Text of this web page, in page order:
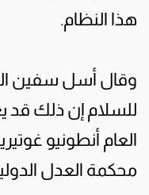
هذا النظام.
وقال أسل سفين
للسلام إن ذلك قد
العام أنطونيو
محكمة العدل